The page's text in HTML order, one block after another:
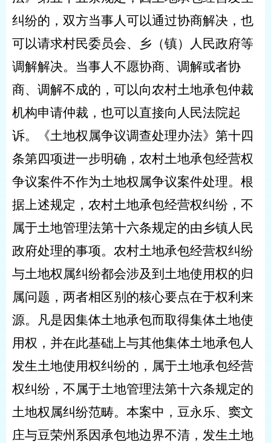
纠纷的，双方当事人可以通过协商解决，也
可以请求村民委员会、乡（镇）人民政府等
调解解决。当事人不愿协商、调解或者协
商、调解不成的，可以向农村土地承包仲裁
机构申请仲裁，也可以直接向人民法院起
诉。《土地权属争议调查处理办法》第十四
条第四项进一步明确，农村土地承包经营权
争议案件不作为土地权属争议案件处理。根
据上述规定，农村土地承包经营权纠纷，不
属于土地管理法第十六条规定的由乡镇人民
政府处理的事项。农村土地承包经营权纠纷
与土地权属纠纷都会涉及到土地使用权的归
属问题，两者相区别的核心要点在于权利来
源。凡是因集体土地承包而取得集体土地使
用权，并在此基础上与其他集体土地承包人
发生土地使用权纠纷的，属于土地承包经营
权纠纷，不属于土地管理法第十六条规定的
土地权属纠纷范畴。本案中，豆永乐、窦文
庄与豆荣州系因承包地边界不清，发生土地